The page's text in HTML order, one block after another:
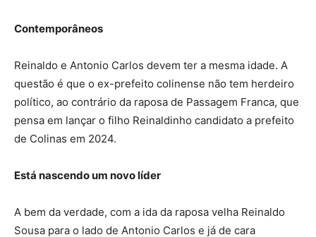
Contemporâneos
Reinaldo e Antonio Carlos devem ter a mesma idade. A
questão é que o ex-prefeito colinense não tem herdeiro
político, ao contrário da raposa de Passagem Franca, que
pensa em lançar o filho Reinaldinho candidato a prefeito
de Colinas em 2024.
Está nascendo um novo líder
A bem da verdade, com a ida da raposa velha Reinaldo
Sousa para o lado de Antonio Carlos e já de cara